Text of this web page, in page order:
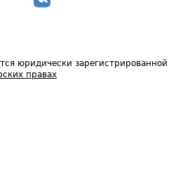
юридически зарегистрированной
правах